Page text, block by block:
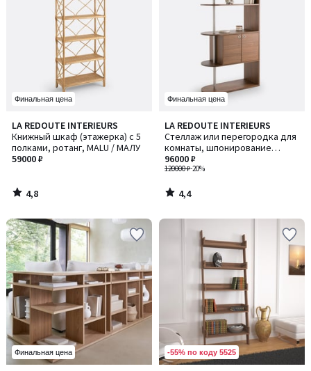
Финальная цена
LA REDOUTE INTERIEURS
Книжный шкаф (этажерка) с 5
полками, ротанг, MALU / МАЛУ
59000 ₽
4,8
/ 5
4,8
/
Финальная цена
LA REDOUTE INTERIEURS
Стеллаж или перегородка для
комнаты, шпонирование
орехом, сталь, LUXYL /
ЛЮКСИЛ
120000 ₽-20%
96000 ₽
4,4
/ 5
4,4
/
Финальная цена -55% по коду 5525